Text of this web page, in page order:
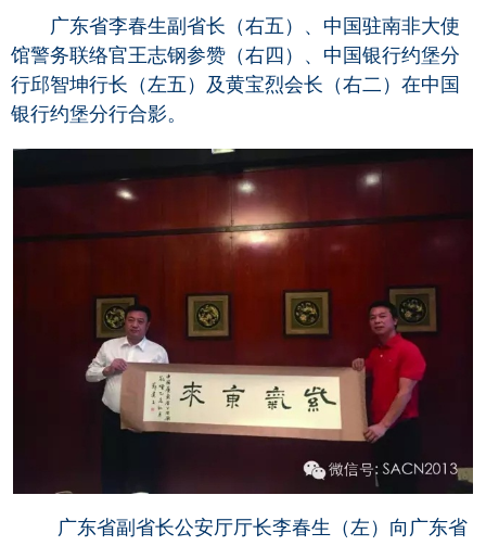
广东省李春生副省长（右五）、中国驻南非大使
馆警务联络官王志钢参赞（右四）、中国银行约堡分
行邱智坤行长（左五）及黄宝烈会长（右二）在中国
银行约堡分行合影。
广东省副省长公安厅厅长李春生（左）向广东省